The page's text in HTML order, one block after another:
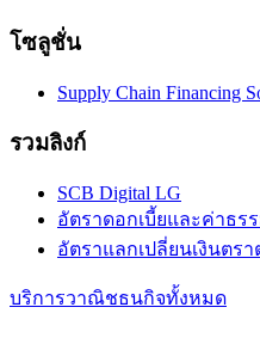
โซลูชั่น
Supply Chain Financing
รวมลิงก์
SCB Digital LG
อัตราดอกเบี้ยและค่าธร
อัตราแลกเปลี่ยนเงินตรา
บริการวาณิชธนกิจทั้งหมด